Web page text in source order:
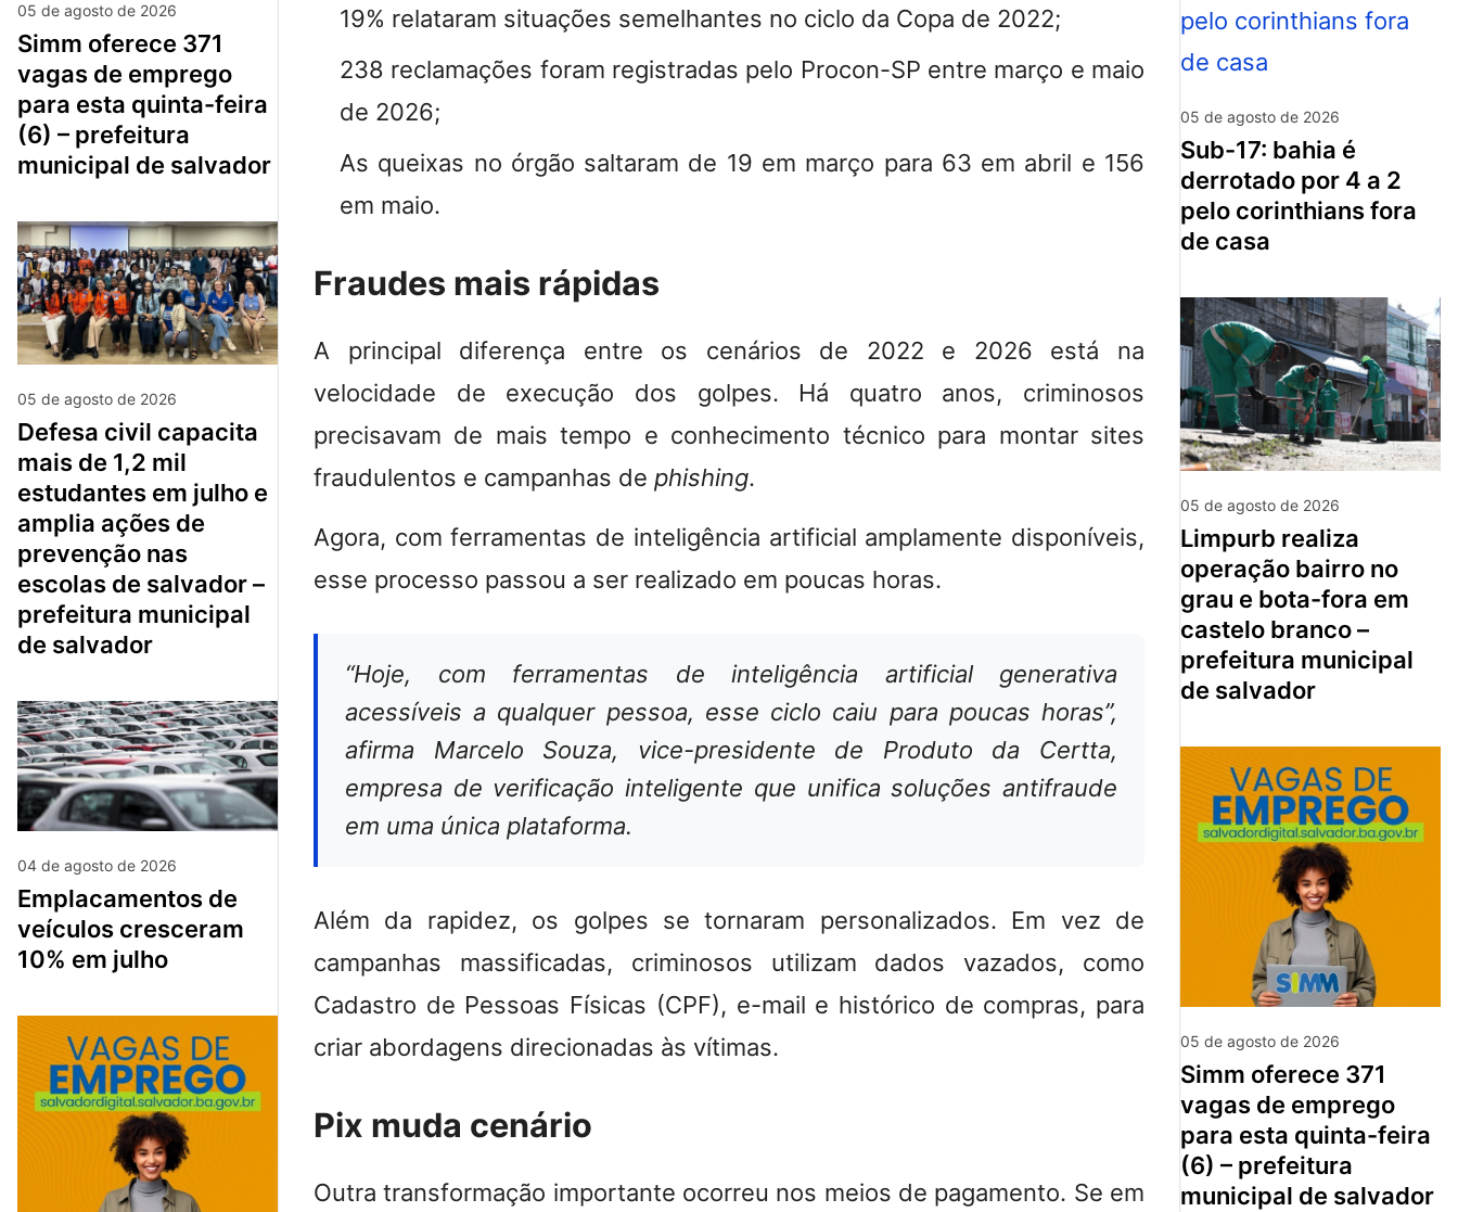
05 de agosto de 2026
simm oferece 371
vagas de emprego
para esta quinta-feira
(6) – prefeitura
municipal de salvador
05 de agosto de 2026
defesa civil capacita
mais de 1,2 mil
estudantes em julho e
amplia ações de
prevenção nas
escolas de salvador –
prefeitura municipal
de salvador
04 de agosto de 2026
emplacamentos de
veículos cresceram
10% em julho
19% relataram situações semelhantes no ciclo da Copa de 2022;
238 reclamações foram registradas pelo Procon-SP entre março e maio
de 2026;
As queixas no órgão saltaram de 19 em março para 63 em abril e 156
em maio.
Fraudes mais rápidas
A principal diferença entre os cenários de 2022 e 2026 está na
velocidade de execução dos golpes. Há quatro anos, criminosos
precisavam de mais tempo e conhecimento técnico para montar sites
fraudulentos e campanhas de phishing.
Agora, com ferramentas de inteligência artificial amplamente disponíveis,
esse processo passou a ser realizado em poucas horas.
“Hoje, com ferramentas de inteligência artificial generativa
acessíveis a qualquer pessoa, esse ciclo caiu para poucas horas”,
afirma Marcelo Souza, vice-presidente de Produto da Certta,
empresa de verificação inteligente que unifica soluções antifraude
em uma única plataforma.
Além da rapidez, os golpes se tornaram personalizados. Em vez de
campanhas massificadas, criminosos utilizam dados vazados, como
Cadastro de Pessoas Físicas (CPF), e-mail e histórico de compras, para
criar abordagens direcionadas às vítimas.
Pix muda cenário
Outra transformação importante ocorreu nos meios de pagamento. Se em
05 de agosto de 2026
sub-17: bahia é
derrotado por 4 a 2
pelo corinthians fora
de casa
05 de agosto de 2026
limpurb realiza
operação bairro no
grau e bota-fora em
castelo branco –
prefeitura municipal
de salvador
05 de agosto de 2026
simm oferece 371
vagas de emprego
para esta quinta-feira
(6) – prefeitura
municipal de salvador